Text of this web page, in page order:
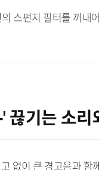
의 스펀지 필터를 꺼내
끊기는 소
없이 큰 경고음과